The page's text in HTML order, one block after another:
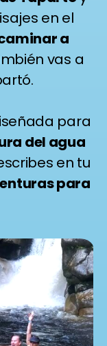
en el
a
vas a
para
del agua
en tu
para